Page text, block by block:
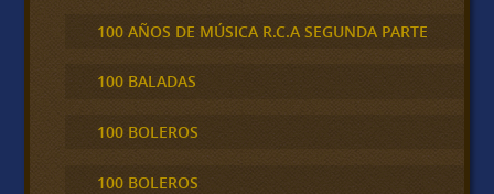
100 AÑOS DE MÚSICA R.C.A SEGUNDA PARTE
100 BALADAS
100 BOLEROS
100 BOLEROS